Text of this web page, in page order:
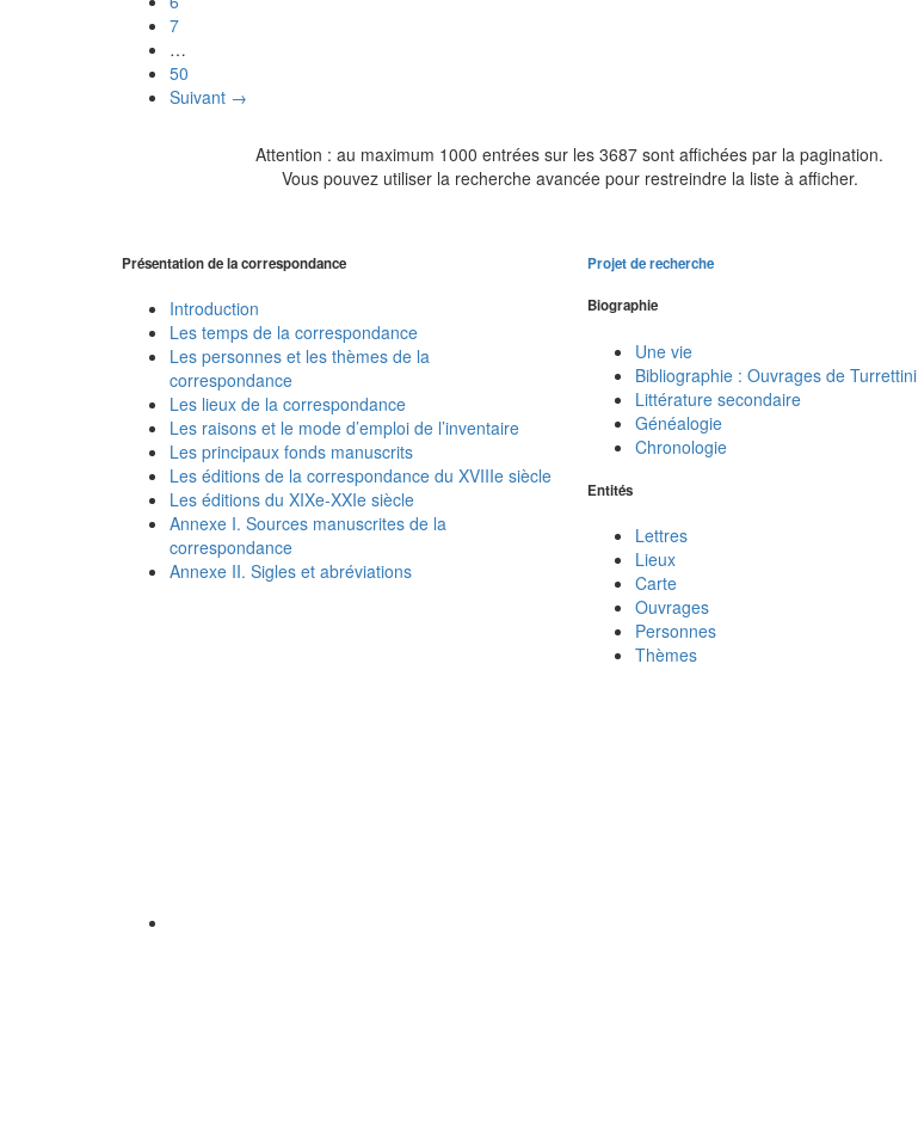
7
…
50
Suivant →
Attention : au maximum 1000 entrées sur les 3687 sont affichées par la pagination.
Vous pouvez utiliser la recherche avancée pour restreindre la liste à afficher.
Présentation de la correspondance
Introduction
Les temps de la correspondance
Les personnes et les thèmes de la
correspondance
Les lieux de la correspondance
Les raisons et le mode d’emploi de l’inventaire
Les principaux fonds manuscrits
Les éditions de la correspondance du XVIIIe siècle
Les éditions du XIXe-XXIe siècle
Annexe I. Sources manuscrites de la
correspondance
Annexe II. Sigles et abréviations
Projet de recherche
Biographie
Une vie
Bibliographie : Ouvrages de Turrettini
Littérature secondaire
Généalogie
Chronologie
Entités
Lettres
Lieux
Carte
Ouvrages
Personnes
Thèmes